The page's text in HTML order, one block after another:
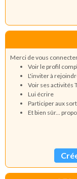
Merci de vous
Voir le profil
L'inviter à
Voir ses activités
Lui écrire
Participer aux
Et bien sûr...